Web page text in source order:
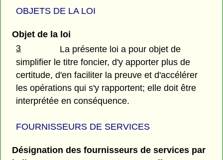
OBJETS DE LA LOI
Objet de la loi
3
La présente loi a pour objet de
simplifier le titre foncier, d'y apporter plus de
certitude, d'en faciliter la preuve et d'accélérer
les opérations qui s'y rapportent; elle doit être
interprétée en conséquence.
FOURNISSEURS DE SERVICES
Désignation des fournisseurs de services par